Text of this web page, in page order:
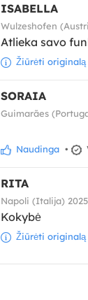
ISABELLA
Wulzeshofen
Atlieka savo
Žiūrėti originalą
SORAIA
Guimarães
Naudinga •
RITA
Napoli (Italija)
Kokybė
Žiūrėti originalą